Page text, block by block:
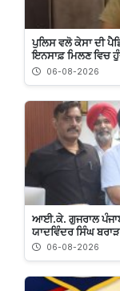
ਪੁਲਿਸ ਵਲੋ ਕੇਸਾ ਦੀ
ਇਨਸਾਫ਼ ਮਿਲਣ ਵਿਚ
06-08-2026
ਆਈ.ਕੇ. ਗੁਜਰਾਲ ਪੰਜਾਬ
ਯਾਦਵਿੰਦਰ ਸਿੰਘ
06-08-2026